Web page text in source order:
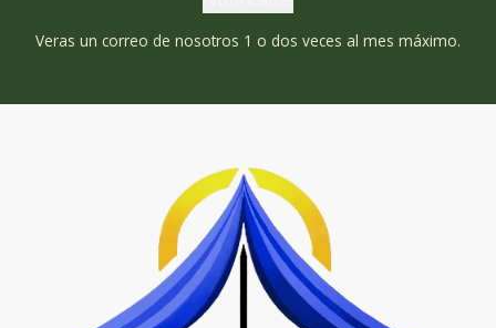
Veras un correo de nosotros 1 o dos veces al mes máximo.